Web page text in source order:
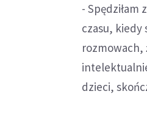
- Spędziłam
czasu, kiedy
rozmowach,
dzieci,